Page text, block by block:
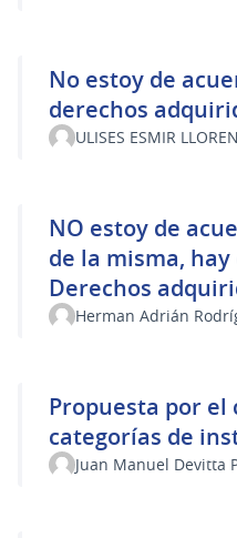
No estoy de
derechos
ULISES ESMIR
NO estoy de
de la misma,
Derechos
Herman Adrián
Propuesta por el
categorías de
Juan Manuel Devitta